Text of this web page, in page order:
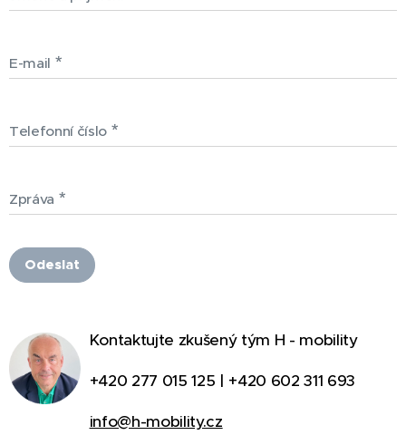
E-mail
Telefonní číslo
Zpráva
Odeslat
Kontaktujte zkušený tým H - mobility
+420 277 015 125 | +420 602 311 693
info@h-mobility.cz